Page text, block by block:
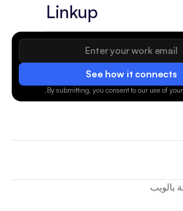
See how it connects
By submitting, you consent to our use of
.
Linkup
بالويب